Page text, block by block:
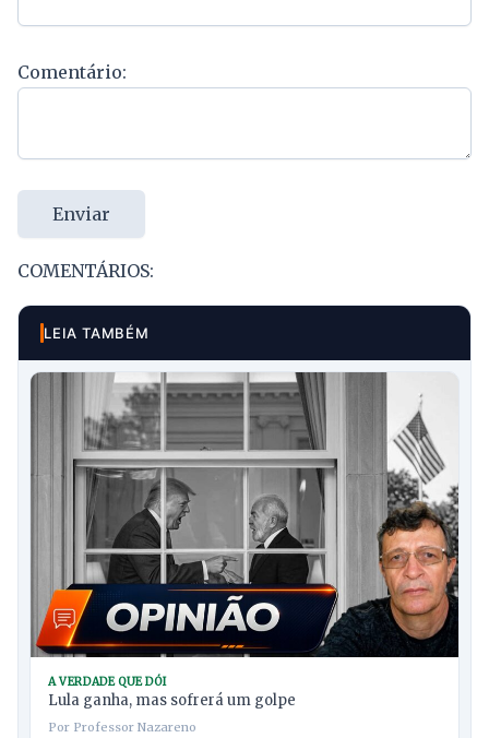
Comentário:
Enviar
COMENTÁRIOS:
LEIA TAMBÉM
A VERDADE QUE DÓI
Lula ganha, mas sofrerá um golpe
Por Professor Nazareno